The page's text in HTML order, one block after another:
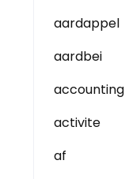
aardappel
aardbei
accounting
activite
af